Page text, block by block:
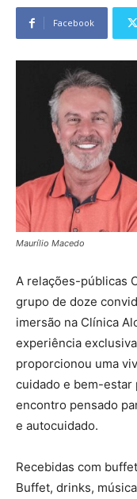
Facebook
Maurílio Macedo
A relações-públicas
grupo de doze
imersão na Clínica
experiência
proporcionou uma
cuidado e bem-estar
encontro pensado
e autocuidado.
Recebidas com
Buffet, drinks,